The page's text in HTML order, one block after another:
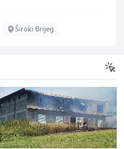
Široki Brijeg